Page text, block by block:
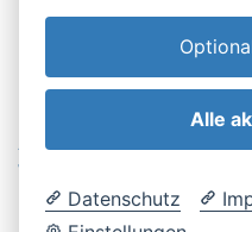
AGB & Kundeninfo
Widerrufsbelehrung
Datenschutzerklärung
Alle
Datenschutz